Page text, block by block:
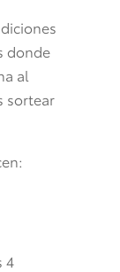
donde
al
sortear
4